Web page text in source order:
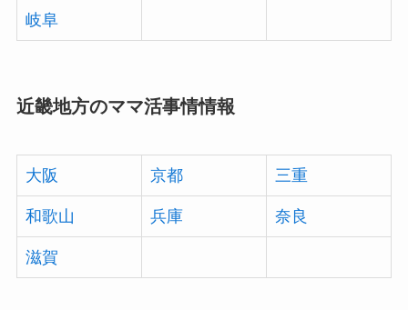
岐阜
近畿地方のママ活事情情報
大阪 京都 三重
和歌山 兵庫 奈良
滋賀